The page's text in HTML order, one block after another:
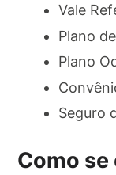
Vale
Plano
Plano
Seguro
Como